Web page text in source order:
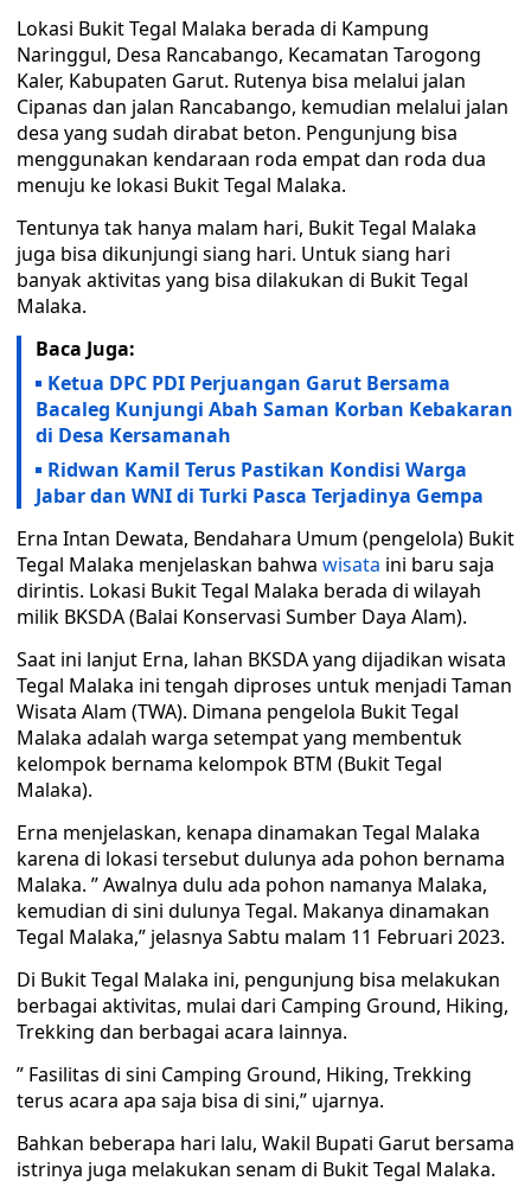
Lokasi Bukit Tegal Malaka berada di Kampung
Naringgul, Desa Rancabango, Kecamatan Tarogong
Kaler, Kabupaten Garut. Rutenya bisa melalui jalan
Cipanas dan jalan Rancabango, kemudian melalui jalan
desa yang sudah dirabat beton. Pengunjung bisa
menggunakan kendaraan roda empat dan roda dua
menuju ke lokasi Bukit Tegal Malaka.
Tentunya tak hanya malam hari, Bukit Tegal Malaka
juga bisa dikunjungi siang hari. Untuk siang hari
banyak aktivitas yang bisa dilakukan di Bukit Tegal
Malaka.
Baca Juga:
Ketua DPC PDI Perjuangan Garut Bersama
Bacaleg Kunjungi Abah Saman Korban Kebakaran
di Desa Kersamanah
Ridwan Kamil Terus Pastikan Kondisi Warga
Jabar dan WNI di Turki Pasca Terjadinya Gempa
Erna Intan Dewata, Bendahara Umum (pengelola) Bukit
Tegal Malaka menjelaskan bahwa wisata ini baru saja
dirintis. Lokasi Bukit Tegal Malaka berada di wilayah
milik BKSDA (Balai Konservasi Sumber Daya Alam).
Saat ini lanjut Erna, lahan BKSDA yang dijadikan wisata
Tegal Malaka ini tengah diproses untuk menjadi Taman
Wisata Alam (TWA). Dimana pengelola Bukit Tegal
Malaka adalah warga setempat yang membentuk
kelompok bernama kelompok BTM (Bukit Tegal
Malaka).
Erna menjelaskan, kenapa dinamakan Tegal Malaka
karena di lokasi tersebut dulunya ada pohon bernama
Malaka. ” Awalnya dulu ada pohon namanya Malaka,
kemudian di sini dulunya Tegal. Makanya dinamakan
Tegal Malaka,” jelasnya Sabtu malam 11 Februari 2023.
Di Bukit Tegal Malaka ini, pengunjung bisa melakukan
berbagai aktivitas, mulai dari Camping Ground, Hiking,
Trekking dan berbagai acara lainnya.
” Fasilitas di sini Camping Ground, Hiking, Trekking
terus acara apa saja bisa di sini,” ujarnya.
Bahkan beberapa hari lalu, Wakil Bupati Garut bersama
istrinya juga melakukan senam di Bukit Tegal Malaka.